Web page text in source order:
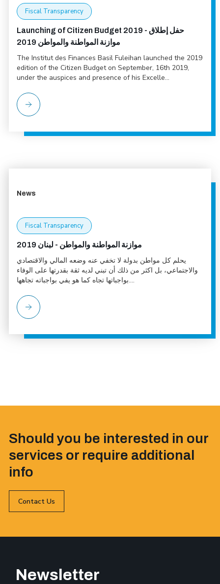
Fiscal Transparency
Launching of Citizen Budget 2019 - حفل إطلاق
موازنة المواطنة والمواطن 2019
The Institut des Finances Basil Fuleihan launched the 2019
edition of the Citizen Budget on September, 16th 2019,
under the auspices and presence of his Excelle...
News
Fiscal Transparency
موازنة المواطنة والمواطن - لبنان 2019
يحلم كل مواطن بدولة لا تخفي عنه وضعه المالي والاقتصادي
والاجتماعي، بل اكثر من ذلك أن تبني لديه ثقة بقدرتها على الوفاء
بواجباتها تجاه كما هو يفي بواجباته تجاهها....
Should you be interested in our
services or require additional
info
Contact Us
Newsletter